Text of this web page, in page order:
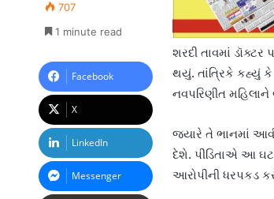
શરદી તાવમાં ડૉક્ટર
થયું. તાંત્રિકે કહ્યું
નવપરિણીત મહિલાને
જ્યારે તે ભાનમાં
દેશે. પીડિતાએ આ
આરોપીની ધરપકડ
707
1 minute read
Facebook
X
LinkedIn
Messenger